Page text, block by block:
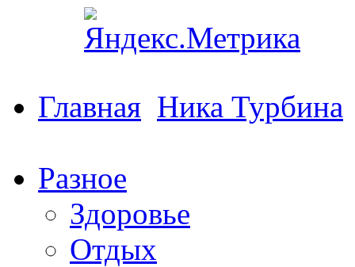
Главная Ника Турбина
Разное
Здоровье
Отдых